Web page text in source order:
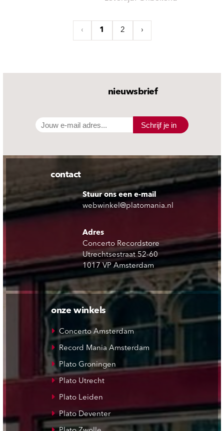
‹ 1 2 ›
nieuwsbrief
Schrijf je in
contact
Stuur ons een e-mail
webwinkel@platomania.nl
Adres
Concerto Recordstore
Utrechtsestraat 52-60
1017 VP Amsterdam
onze winkels
Concerto Amsterdam
Record Mania Amsterdam
Plato Groningen
Plato Utrecht
Plato Leiden
Plato Deventer